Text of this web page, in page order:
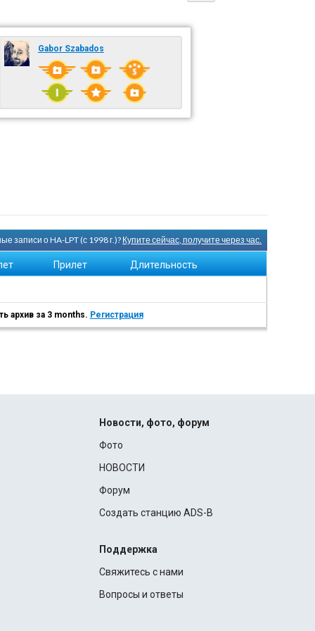
Gabor Szabados
записи о HA-LPT (с 1998 г.)? Купите сейчас, получите через час.
Прилет Длительность
архив за 3 months. Регистрация
Новости, фото, форум
Фото
НОВОСТИ
Форум
Создать станцию ADS-B
Поддержка
Свяжитесь с нами
Вопросы и ответы